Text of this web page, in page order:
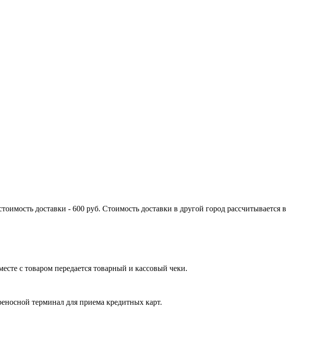
доставки - 600 руб. Стоимость доставки в другой город рассчитывается в
с товаром передается товарный и кассовый чеки.
терминал для приема кредитных карт.